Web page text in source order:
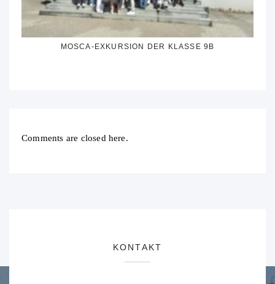
MOSCA-EXKURSION DER KLASSE 9B
Comments are closed here.
KONTAKT